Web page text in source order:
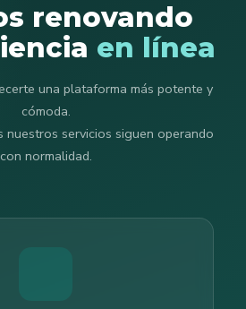
renovando
en línea
una plataforma más potente y
cómoda.
servicios siguen operando
con normalidad.